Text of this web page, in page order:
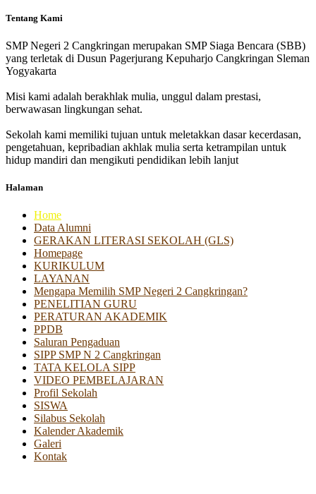
Tentang Kami
SMP Negeri 2 Cangkringan merupakan SMP Siaga Bencara (SBB)
yang terletak di Dusun Pagerjurang Kepuharjo Cangkringan Sleman
Yogyakarta
Misi kami adalah berakhlak mulia, unggul dalam prestasi,
berwawasan lingkungan sehat.
Sekolah kami memiliki tujuan untuk meletakkan dasar kecerdasan,
pengetahuan, kepribadian akhlak mulia serta ketrampilan untuk
hidup mandiri dan mengikuti pendidikan lebih lanjut
Halaman
Home
Data Alumni
GERAKAN LITERASI SEKOLAH (GLS)
Homepage
KURIKULUM
LAYANAN
Mengapa Memilih SMP Negeri 2 Cangkringan?
PENELITIAN GURU
PERATURAN AKADEMIK
PPDB
Saluran Pengaduan
SIPP SMP N 2 Cangkringan
TATA KELOLA SIPP
VIDEO PEMBELAJARAN
Profil Sekolah
SISWA
Silabus Sekolah
Kalender Akademik
Galeri
Kontak